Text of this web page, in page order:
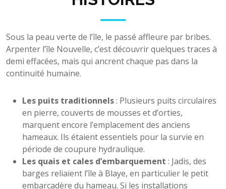
Sous la peau verte de l’île, le passé affleure par bribes.
Arpenter l’île Nouvelle, c’est découvrir quelques traces à
demi effacées, mais qui ancrent chaque pas dans la
continuité humaine.
Les puits traditionnels: Plusieurs puits circulaires
en pierre, couverts de mousses et d’orties,
marquent encore l’emplacement des anciens
hameaux. Ils étaient essentiels pour la survie en
période de coupure hydraulique.
Les quais et cales d’embarquement : Jadis, des
barges reliaient l’île à Blaye, en particulier le petit
embarcadère du hameau. Si les installations